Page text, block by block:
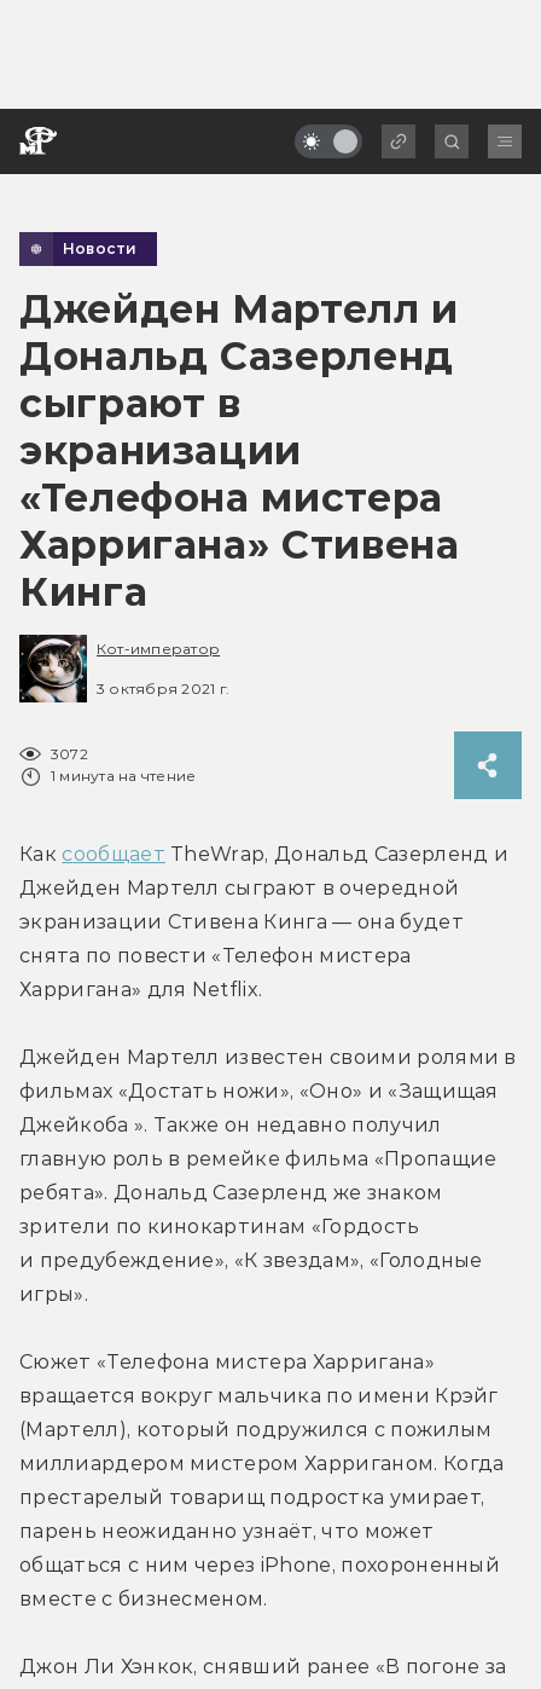
Новости
Джейден Мартелл и
Дональд Сазерленд
сыграют в
экранизации
«Телефона мистера
Харригана» Стивена
Кинга
Кот-император
3 октября 2021 г.
3072
1 минута на чтение
Как сообщает TheWrap, Дональд Сазерленд и
Джейден Мартелл сыграют в очередной
экранизации Стивена Кинга — она будет
снята по повести «Телефон мистера
Харригана» для Netflix.
Джейден Мартелл известен своими ролями в
фильмах «Достать ножи», «Оно» и «Защищая
Джейкоба ». Также он недавно получил
главную роль в ремейке фильма «Пропащие
ребята». Дональд Сазерленд же знаком
зрители по кинокартинам «Гордость
и предубеждение», «К звездам», «Голодные
игры».
Сюжет «Телефона мистера Харригана»
вращается вокруг мальчика по имени Крэйг
(Мартелл), который подружился с пожилым
миллиардером мистером Харриганом. Когда
престарелый товарищ подростка умирает,
парень неожиданно узнаёт, что может
общаться с ним через iPhone, похороненный
вместе с бизнесменом.
Джон Ли Хэнкок, снявший ранее «В погоне за